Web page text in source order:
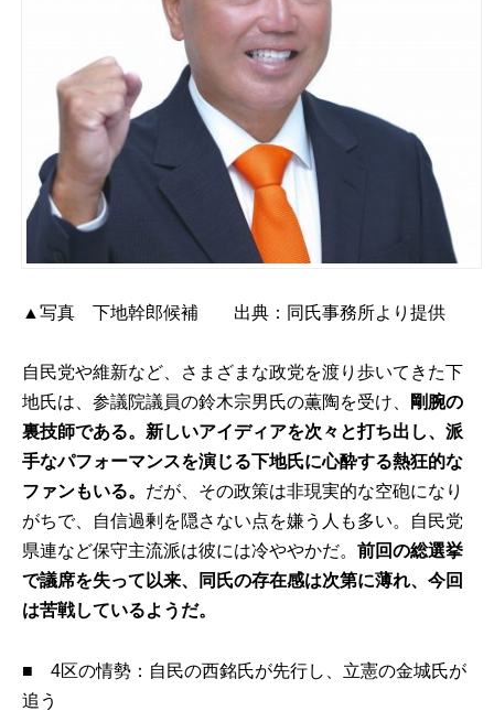
▲写真 下地幹郎候補 出典：同氏事務所より提供
自民党や維新など、さまざまな政党を渡り歩いてきた下
地氏は、参議院議員の鈴木宗男氏の薫陶を受け、
剛腕の
裏技師である。新しいアイディアを次々と打ち出し、派
手なパフォーマンスを演じる下地氏に心酔する熱狂的な
ファンもいる。 だが、その政策は非現実的な空砲になり
がちで、自信過剰を隠さない点を嫌う人も多い。自民党
県連など保守主流派は彼には冷ややかだ。前回の総選挙
で議席を失って以来、同氏の存在感は次第に薄れ、今回
は苦戦しているようだ。
■ 4区の情勢：自民の西銘氏が先行し、立憲の金城氏が
追う